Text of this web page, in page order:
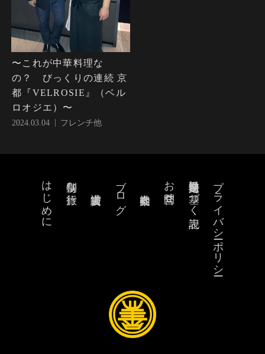
〜これが中華料理な
の？ びっくりの連続 京
都『VELROSIE』（ベル
ロオジエ）〜
2024.03.04 フレンチ他
プライバシーポリシー
特定商取引法に基づく表記
お問合せ
ブログ
特別な旅行
はじめに